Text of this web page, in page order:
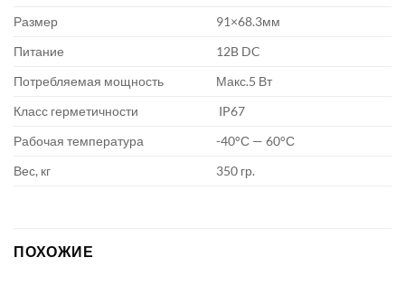
Размер
91×68.3мм
Питание
12B DC
Потребляемая мощность
Макс.5 Вт
Класс герметичности
IP67
Рабочая температура
-40°С — 60°С
Вес, кг
350 гр.
ПОХОЖИЕ